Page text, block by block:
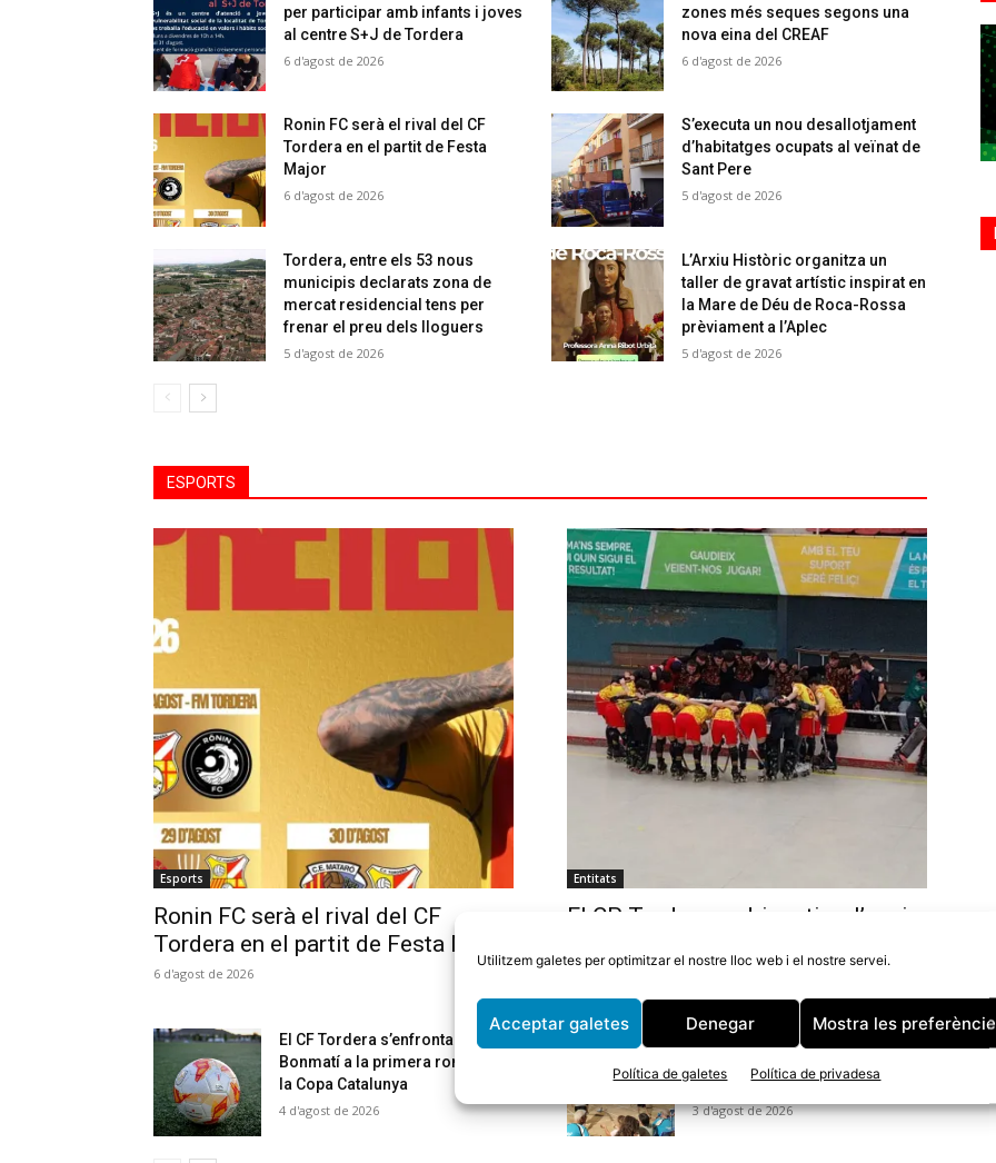
Utilitzem galetes per optimitzar el nostre lloc web i el nostre servei.
Acceptar galetes Denegar Mostra les
Política de galetes Política de privadesa
per participar amb infants i joves
al centre S+J de Tordera
6 d'agost de 2026
zones més seques segons una
nova eina del CREAF
6 d'agost de 2026
Ronin FC serà el rival del CF
Tordera en el partit de Festa
Major
6 d'agost de 2026
S’executa un nou desallotjament
d’habitatges ocupats al veïnat de
Sant Pere
5 d'agost de 2026
Tordera, entre els 53 nous
municipis declarats zona de
mercat residencial tens per
frenar el preu dels lloguers
5 d'agost de 2026
L’Arxiu Històric organitza un
taller de gravat artístic inspirat en
la Mare de Déu de Roca-Rossa
prèviament a l’Aplec
5 d'agost de 2026
ESPORTS
Esports
Ronin FC serà el rival del CF
Tordera en el partit de Festa Major
6 d'agost de 2026
Entitats
El CP Tordera podria retirar l’equip
aconsegueixen 10.000€
5 d'agost de 2026
El CF Tordera s’enfrontarà al CE
Bonmatí a la primera ronda de
la Copa Catalunya
4 d'agost de 2026
Avui arrenca una nova edició
Fresca
3 d'agost de 2026